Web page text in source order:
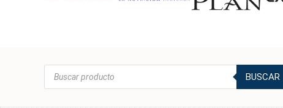
Búsqueda
productos
BUSCAR